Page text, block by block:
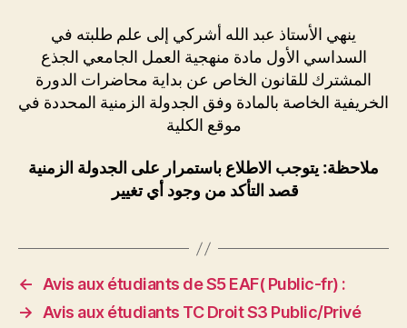
ينهي الأستاذ عبد الله أشركي إلى علم طلبته في
السداسي الأول مادة منهجية العمل الجامعي الجذع
المشترك للقانون الخاص عن بداية محاضرات الدورة
الخريفية الخاصة بالمادة وفق الجدولة الزمنية المحددة في
موقع الكلية
ملاحظة: يتوجب الاطلاع باستمرار على الجدولة الزمنية
قصد التأكد من وجود أي تغيير
←
Avis aux étudiants de S5 EAF( Public-fr) :
→
Avis aux étudiants TC Droit S3 Public/Privé